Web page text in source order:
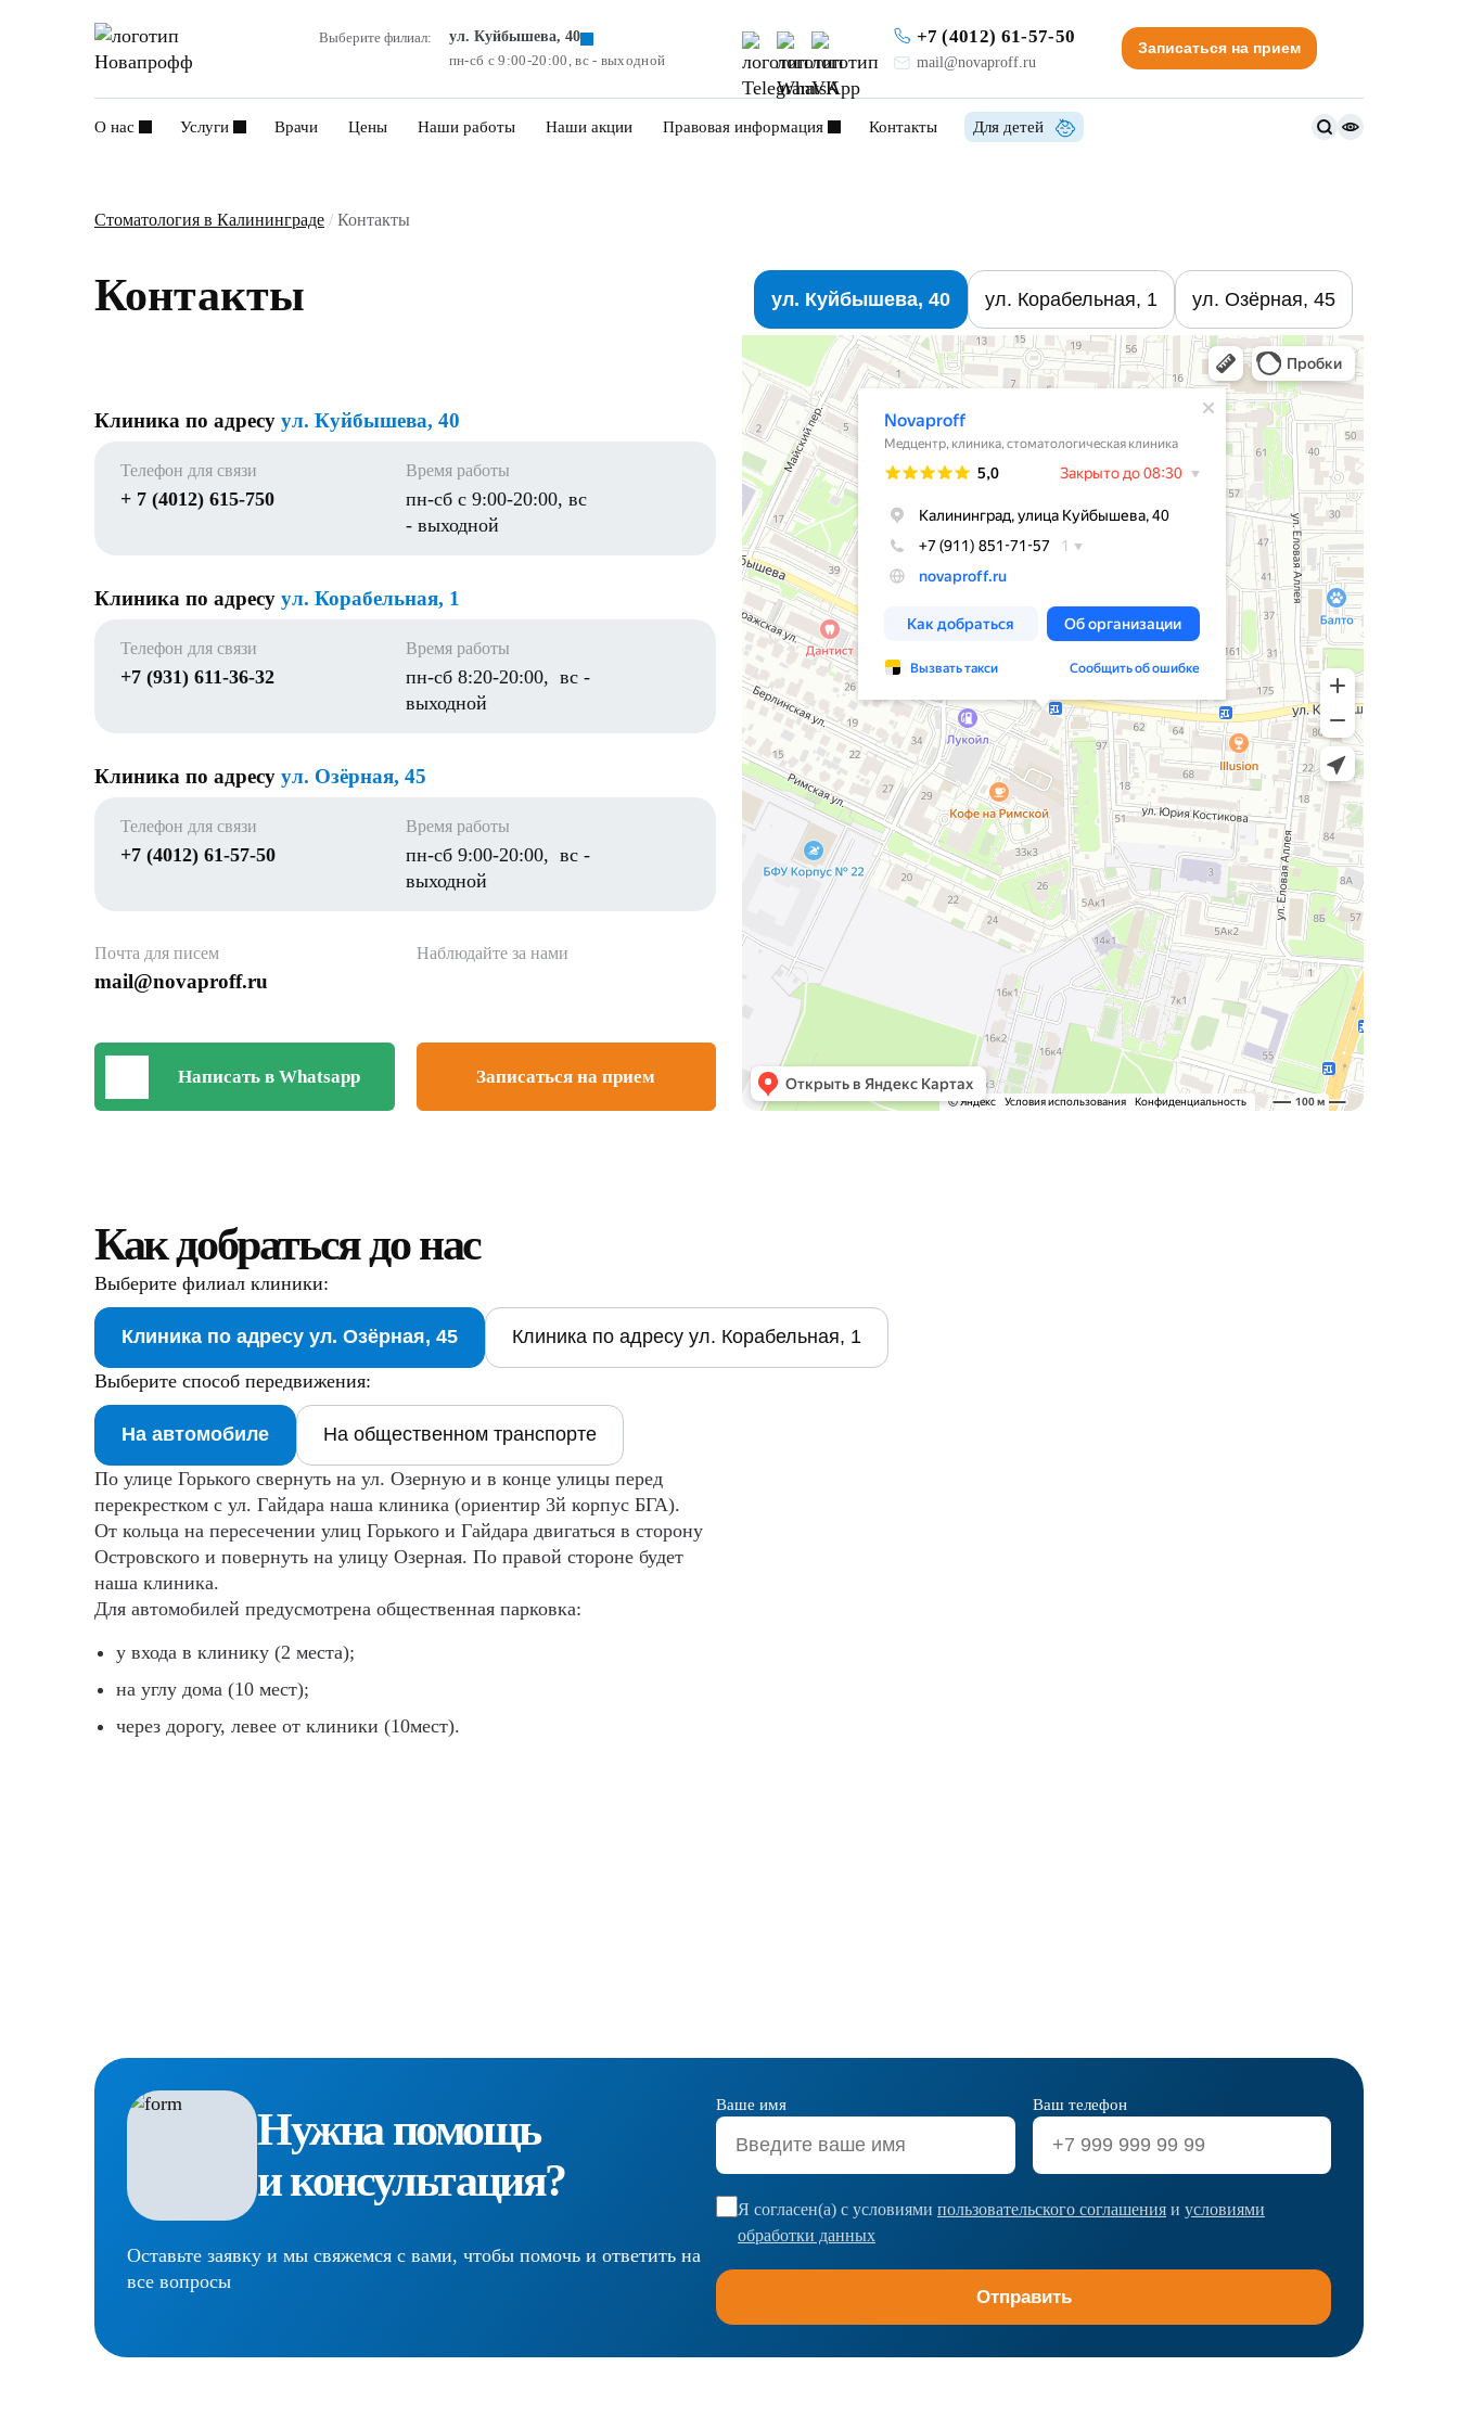
Выберите филиал:
ул. Куйбышева, 40
пн-сб с 9:00-20:00, вс - выходной
+7 (4012) 61-57-50
mail@novaproff.ru
Записаться на прием
О нас Услуги Врачи Цены Наши работы Наши акции Правовая информация Контакты Для детей
Стоматология в Калининграде / Контакты
Контакты
Клиника по адресу ул. Куйбышева, 40
Телефон для связи
+ 7 (4012) 615-750
Время работы
пн-сб с 9:00-20:00, вс
- выходной
Клиника по адресу ул. Корабельная, 1
Телефон для связи
+7 (931) 611-36-32
Время работы
пн-сб 8:20-20:00, вс -
выходной
Клиника по адресу ул. Озёрная, 45
Телефон для связи
+7 (4012) 61-57-50
Время работы
пн-сб 9:00-20:00, вс -
выходной
Почта для писем
mail@novaproff.ru
Наблюдайте за нами
Написать в Whatsapp Записаться на прием
ул. Куйбышева, 40 ул. Корабельная, 1 ул. Озёрная, 45
Как добраться до нас
Выберите филиал клиники:
Клиника по адресу ул. Озёрная, 45 Клиника по адресу ул. Корабельная, 1
Выберите способ передвижения:
На автомобиле На общественном транспорте
По улице Горького свернуть на ул. Озерную и в конце улицы перед
перекрестком с ул. Гайдара наша клиника (ориентир 3й корпус БГА).
От кольца на пересечении улиц Горького и Гайдара двигаться в сторону
Островского и повернуть на улицу Озерная. По правой стороне будет
наша клиника.
Для автомобилей предусмотрена общественная парковка:
у входа в клинику (2 места);
на углу дома (10 мест);
через дорогу, левее от клиники (10мест).
Нужна помощь
и консультация?
Оставьте заявку и мы свяжемся с вами, чтобы помочь и ответить на
все вопросы
Ваше имя Ваш телефон
Я согласен(а) с условиями пользовательского соглашения и условиями
обработки данных